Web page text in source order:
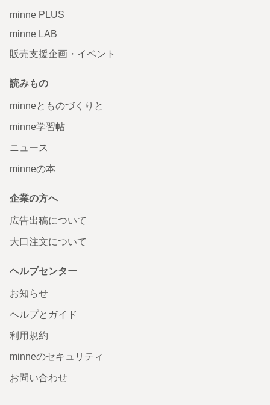
minne PLUS
minne LAB
販売支援企画・イベント
読みもの
minneとものづくりと
minne学習帖
ニュース
minneの本
企業の方へ
広告出稿について
大口注文について
ヘルプセンター
お知らせ
ヘルプとガイド
利用規約
minneのセキュリティ
お問い合わせ